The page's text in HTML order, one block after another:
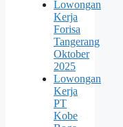
Lowongan
Kerja
Forisa
Tangerang
Oktober
2025
Lowongan
Kerja
PT
Kobe